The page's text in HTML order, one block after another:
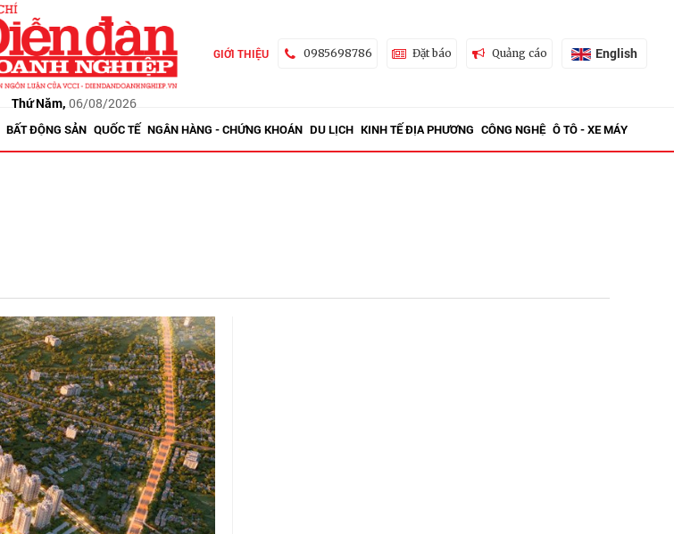
Thứ Năm, 06/08/2026
GIỚI THIỆU 0985698786 Đặt báo Quảng cáo English
BẤT ĐỘNG SẢN QUỐC TẾ NGÂN HÀNG - CHỨNG KHOÁN DU LỊCH KINH TẾ ĐỊA PHƯƠNG CÔNG NGHỆ Ô TÔ - XE MÁY